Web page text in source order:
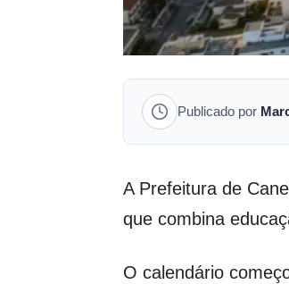
Publicado por
A Prefeitura de
que combina
O calendário